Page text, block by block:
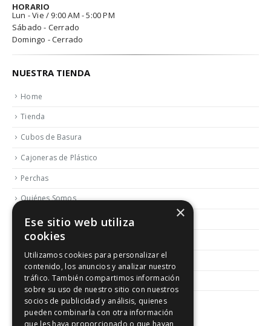
HORARIO
Lun - Vie / 9:00 AM - 5:00 PM
Sábado - Cerrado
Domingo - Cerrado
NUESTRA TIENDA
Home
Tienda
Cubos de Basura
Cajoneras de Plástico
Perchas
Quiénes Somos
Contactar
Blog
Política de Reembolso y Devoluciones
Aviso Legal
×
Ese sitio web utiliza
cookies
Utilizamos cookies para personalizar el
contenido, los anuncios y analizar nuestro
tráfico. También compartimos información
sobre su uso de nuestro sitio con nuestros
socios de publicidad y análisis, quienes
pueden combinarla con otra información
que les haya proporcionado o que hayan